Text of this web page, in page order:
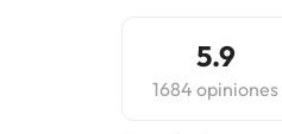
5.9
1684 opiniones